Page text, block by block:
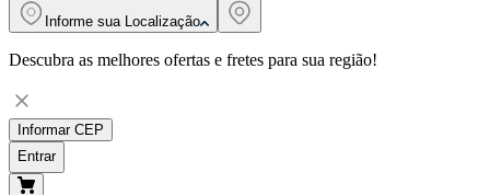
Informe sua Localização
Descubra as melhores ofertas e fretes para sua região!
Informar CEP
Entrar